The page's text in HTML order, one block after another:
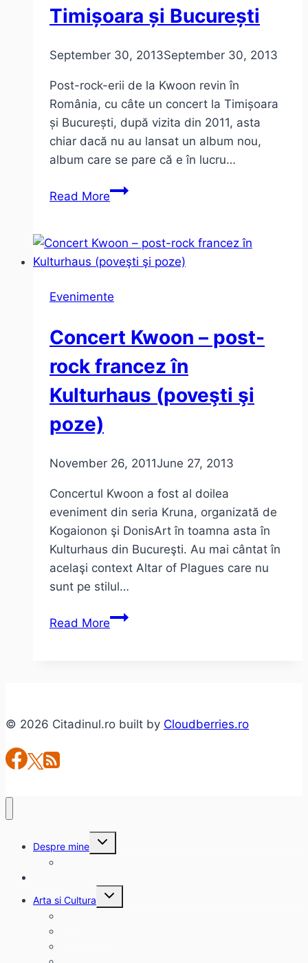
Timișoara și București
September 30, 2013September 30, 2013
Post-rock-erii de la Kwoon revin în
România, cu câte un concert la Timișoara
și București, după vizita din 2011, asta
chiar dacă nu au lansat un album nou,
album care se pare că e în lucru…
Read MoreDespre
concertele
de
Timișoara
București
Evenimente
Concert Kwoon – post-
rock francez în
Kulturhaus (poveşti şi
poze)
November 26, 2011June 27, 2013
Concertul Kwoon a fost al doilea
eveniment din seria Kruna, organizată de
Kogaionon şi DonisArt în toamna asta în
Kulturhaus din Bucureşti. Au mai cântat în
acelaşi context Altar of Plagues care nu
sunt pe stilul…
Read MoreConcert
în
© 2026 Citadinul.ro built by Cloudberries.ro
Despre mine
Toggle
Arta si Cultura
Toggle